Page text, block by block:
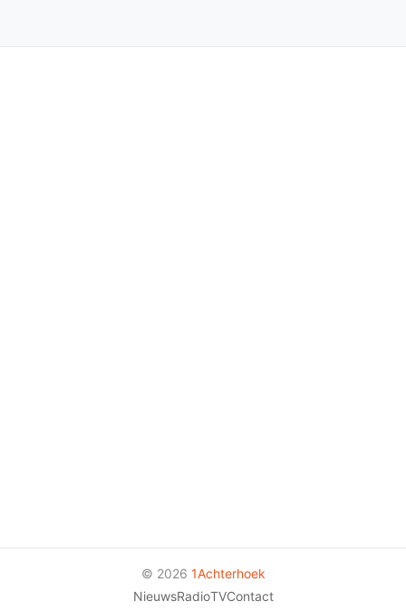
© 2026 1Achterhoek
NieuwsRadioTVContact